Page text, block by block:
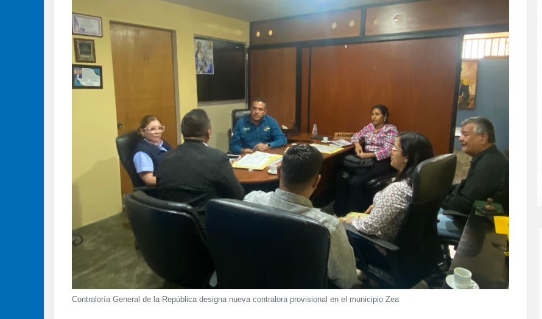
Contraloría General de la República designa nueva contralora provisional en el municipio Zea